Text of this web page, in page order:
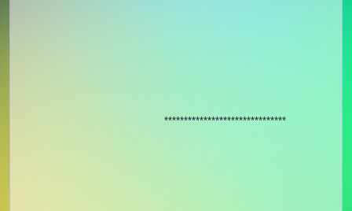
*******************************